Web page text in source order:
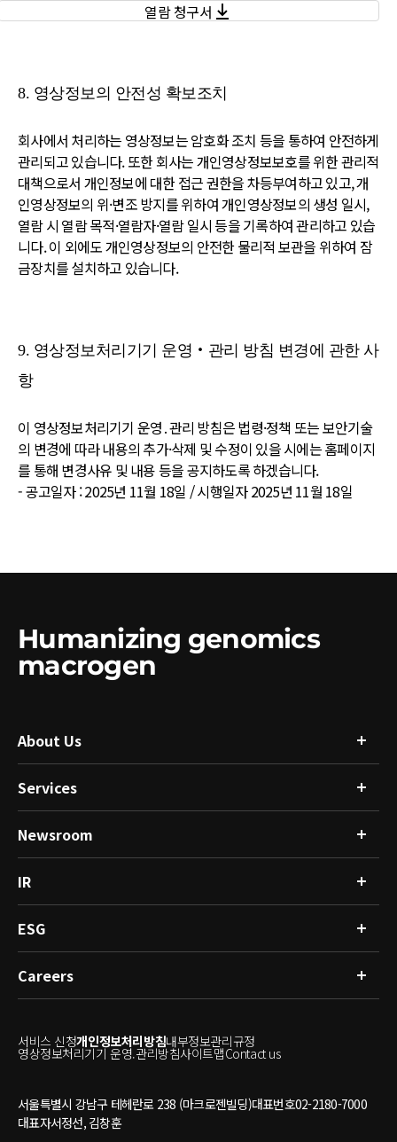
열람 청구서
8. 영상정보의 안전성 확보조치
회사에서 처리하는 영상정보는 암호화 조치 등을 통하여 안전하게
관리되고 있습니다. 또한 회사는 개인영상정보보호를 위한 관리적
대책으로서 개인정보에 대한 접근 권한을 차등부여하고 있고, 개
인영상정보의 위·변조 방지를 위하여 개인영상정보의 생성 일시,
열람 시 열람 목적·열람자·열람 일시 등을 기록하여 관리하고 있습
니다. 이 외에도 개인영상정보의 안전한 물리적 보관을 위하여 잠
금장치를 설치하고 있습니다.
9. 영상정보처리기기 운영‧관리 방침 변경에 관한 사
항
이 영상정보처리기기 운영․관리 방침은 법령·정책 또는 보안기술
의 변경에 따라 내용의 추가·삭제 및 수정이 있을 시에는 홈페이지
를 통해 변경사유 및 내용 등을 공지하도록 하겠습니다.
- 공고일자 : 2025년 11월 18일 / 시행일자 2025년 11월 18일
Humanizing genomics
macrogen
About Us
회사소개
글로벌 네트워크
Resource
인체유래물은행
Services
연구분석
싱글셀 & 공간오믹스 분석 서비스
임상분석
마이크로바이옴분석
Newsroom
뉴스
공지사항
IR
재무정보
공시정보
IR소식
ESG
ESG경영
윤리경영
온실가스
Careers
인사제도
서비스 신청개인정보처리방침내부정보관리규정
영상정보처리기기 운영.관리방침사이트맵Contact us
서울특별시 강남구 테헤란로 238 (마크로젠빌딩)대표번호02-2180-7000
대표자서정선, 김창훈